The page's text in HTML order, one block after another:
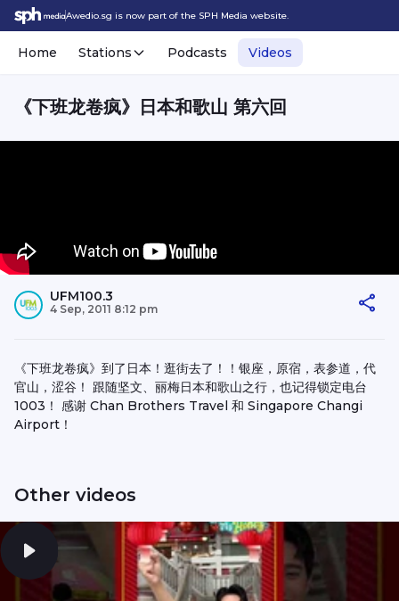
Awedio.sg is now part of the SPH Media website.
Home Stations Podcasts Videos
《下班龙卷疯》日本和歌山 第六回
UFM100.3
4 Sep, 2011 8:12 pm
《下班龙卷疯》到了日本！逛街去了！！银座，原宿，表参道，代
官山，涩谷！ 跟随坚文、丽梅日本和歌山之行，也记得锁定电台
1003！ 感谢 Chan Brothers Travel 和 Singapore Changi
Airport！
Other videos